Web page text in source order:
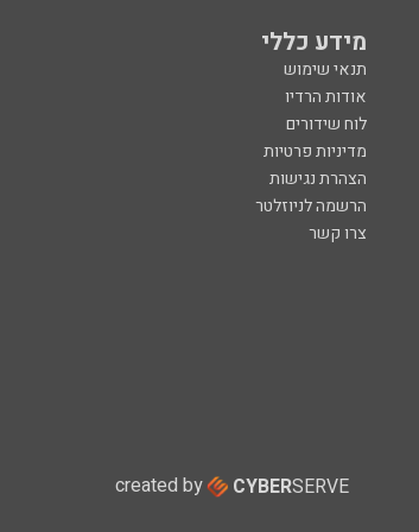
מידע כללי
תנאי שימוש
אודות הרדיו
לוח שידורים
מדיניות פרטיות
הצהרת נגישות
הרשמה לניוזלטר
צרו קשר
created by CYBERSERVE